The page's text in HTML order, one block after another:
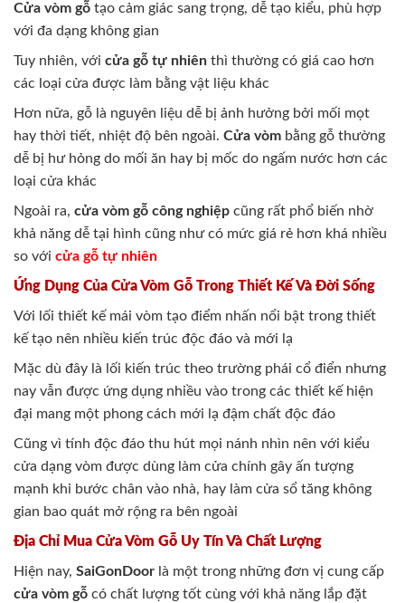
Cửa vòm gỗ tạo cảm giác sang trọng, dễ tạo kiểu, phù hợp
với đa dạng không gian
Tuy nhiên, với cửa gỗ tự nhiên thì thường có giá cao hơn
các loại cửa được làm bằng vật liệu khác
Hơn nữa, gỗ là nguyên liệu dễ bị ảnh hưởng bởi mối mọt
hay thời tiết, nhiệt độ bên ngoài. Cửa vòm bằng gỗ thường
dễ bị hư hỏng do mối ăn hay bị mốc do ngấm nước hơn các
loại cửa khác
Ngoài ra, cửa vòm gỗ công nghiệp cũng rất phổ biến nhờ
khả năng dễ tại hình cũng như có mức giá rẻ hơn khá nhiều
so với cửa gỗ tự nhiên
Ứng Dụng Của Cửa Vòm Gỗ Trong Thiết Kế Và Đời Sống
Với lối thiết kế mái vòm tạo điểm nhấn nổi bật trong thiết
kế tạo nên nhiều kiến trúc độc đáo và mới lạ
Mặc dù đây là lối kiến trúc theo trường phái cổ điển nhưng
nay vẫn được ứng dụng nhiều vào trong các thiết kế hiện
đại mang một phong cách mới lạ đậm chất độc đáo
Cũng vì tính độc đáo thu hút mọi nánh nhìn nên với kiểu
cửa dạng vòm được dùng làm cửa chính gây ấn tượng
mạnh khi bước chân vào nhà, hay làm cửa sổ tăng không
gian bao quát mở rộng ra bên ngoài
Địa Chỉ Mua Cửa Vòm Gỗ Uy Tín Và Chất Lượng
Hiện nay, SaiGonDoor là một trong những đơn vị cung cấp
cửa vòm gỗ có chất lượng tốt cùng với khả năng lắp đặt